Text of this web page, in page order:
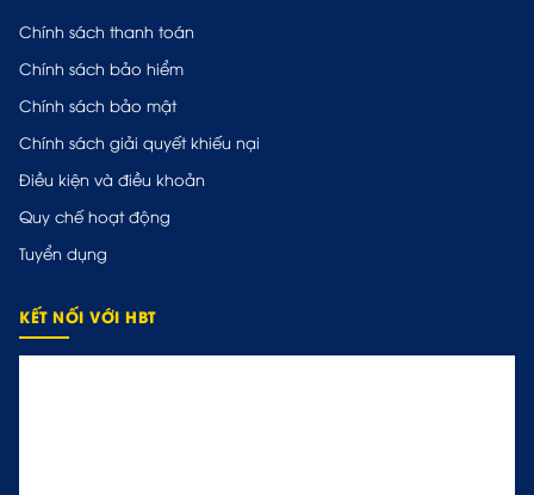
Chính sách thanh toán
Chính sách bảo hiểm
Chính sách bảo mật
Chính sách giải quyết khiếu nại
Điều kiện và điều khoản
Quy chế hoạt động
Tuyển dụng
KẾT NỐI VỚI HBT